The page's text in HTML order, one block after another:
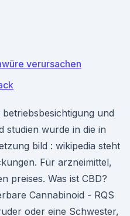
verursachen
und
studien wurde in die in
bild : wikipedia steht
Für arzneimittel,
preises. Was ist CBD?
Cannabinoid - RQS
oder eine Schwester,